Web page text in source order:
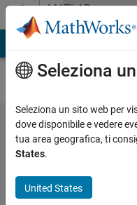
Vai al contenutoMATLAB
Answers
I need
to
and
Seleziona
Seleziona un sito web per
dove disponibile e vedere
tua area geografica, ti
States.
United States